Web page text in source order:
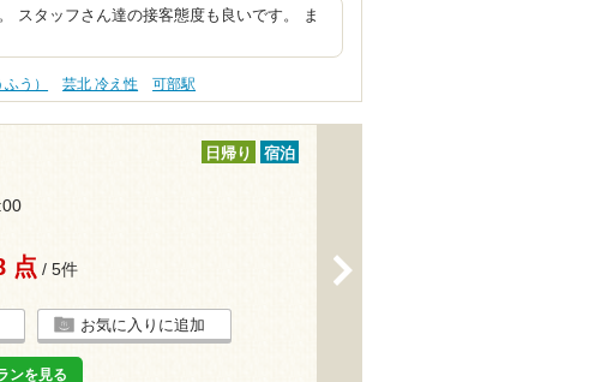
スタッフさん達の接客態度も良いです。 ま
う） 芸北 冷え性 可部駅
日帰り 宿泊
点 / 5件
お気に入りに追加
ンを見る